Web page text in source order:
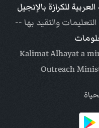
للكرازة بالإنجيل
والتقيد بها --
Outreach